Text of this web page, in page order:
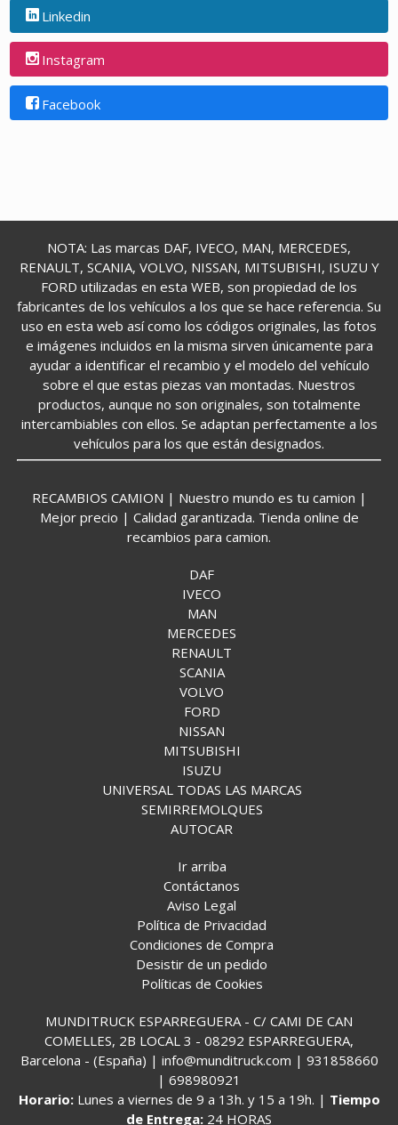
Linkedin
Instagram
Facebook
NOTA: Las marcas DAF, IVECO, MAN, MERCEDES,
RENAULT, SCANIA, VOLVO, NISSAN, MITSUBISHI, ISUZU Y
FORD utilizadas en esta WEB, son propiedad de los
fabricantes de los vehículos a los que se hace referencia. Su
uso en esta web así como los códigos originales, las fotos
e imágenes incluidos en la misma sirven únicamente para
ayudar a identificar el recambio y el modelo del vehículo
sobre el que estas piezas van montadas. Nuestros
productos, aunque no son originales, son totalmente
intercambiables con ellos. Se adaptan perfectamente a los
vehículos para los que están designados.
RECAMBIOS CAMION | Nuestro mundo es tu camion |
Mejor precio | Calidad garantizada. Tienda online de
recambios para camion.
DAF
IVECO
MAN
MERCEDES
RENAULT
SCANIA
VOLVO
FORD
NISSAN
MITSUBISHI
ISUZU
UNIVERSAL TODAS LAS MARCAS
SEMIRREMOLQUES
AUTOCAR
Ir arriba
Contáctanos
Aviso Legal
Política de Privacidad
Condiciones de Compra
Desistir de un pedido
Políticas de Cookies
MUNDITRUCK ESPARREGUERA - C/ CAMI DE CAN
COMELLES, 2B LOCAL 3 - 08292 ESPARREGUERA,
Barcelona - (España) | info@munditruck.com | 931858660
| 698980921
Horario: Lunes a viernes de 9 a 13h. y 15 a 19h. | Tiempo
de Entrega: 24 HORAS